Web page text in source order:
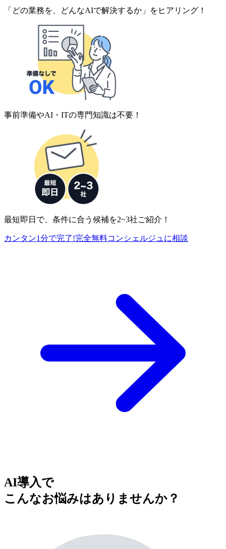
「どの業務を、どんなAIで解決するか」をヒアリング！
事前準備やAI・ITの専門知識は不要！
最短即日で、条件に合う候補を2~3社ご紹介！
カンタン1分で完了!完全無料コンシェルジュに相談
AI導入で
こんなお悩みはありませんか？